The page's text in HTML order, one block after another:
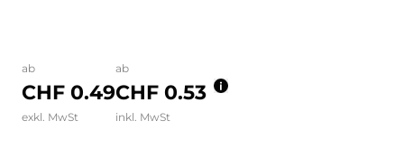
ab
CHF 0.49
exkl. MwSt
ab
CHF 0.53
inkl. MwSt